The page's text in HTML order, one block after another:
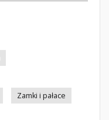
Zamki i pałace